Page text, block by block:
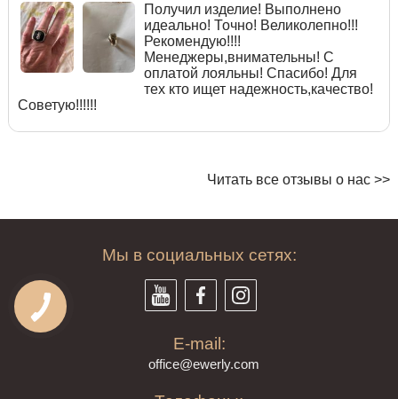
Получил изделие! Выполнено
идеально! Точно! Великолепно!!!
Рекомендую!!!!
Менеджеры,внимательны! С
оплатой лояльны! Спасибо! Для
тех кто ищет надежность,качество!
Советую!!!!!!
Читать все отзывы о нас >>
Мы в социальных сетях:
E-mail:
office@ewerly.com